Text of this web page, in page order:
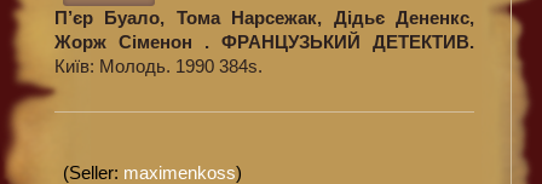
П’єр Буало, Тома Нарсежак, Дідьє Дененкс,
Жорж Сіменон . ФРАНЦУЗЬКИЙ ДЕТЕКТИВ.
Київ: Молодь. 1990 384s.
(Seller: maximenkoss)